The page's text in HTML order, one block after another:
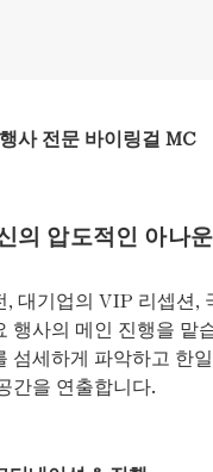
사 전문 바이링걸 MC
의 압도적인 아나
대기업의 VIP 리셉션,
행사의 메인 진행을 맡
섬세하게 파악하고 한
간을 연출합니다.